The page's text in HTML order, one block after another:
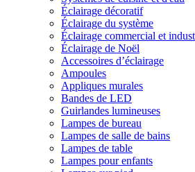
Éclairage décoratif
Éclairage du système
Éclairage commercial et
Éclairage de Noël
Accessoires d’éclairage
Ampoules
Appliques murales
Bandes de LED
Guirlandes lumineuses
Lampes de bureau
Lampes de salle de bains
Lampes de table
Lampes pour enfants